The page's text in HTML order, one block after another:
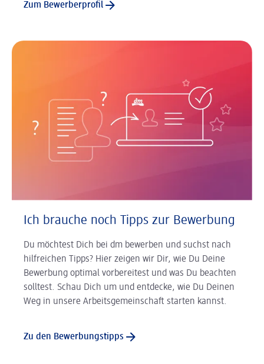
Zum Bewerberprofil
Ich brauche noch Tipps zur Bewerbung
Du möchtest Dich bei dm bewerben und suchst nach
hilfreichen Tipps? Hier zeigen wir Dir, wie Du Deine
Bewerbung optimal vorbereitest und was Du beachten
solltest. Schau Dich um und entdecke, wie Du Deinen
Weg in unsere Arbeitsgemeinschaft starten kannst.
Zu den Bewerbungstipps